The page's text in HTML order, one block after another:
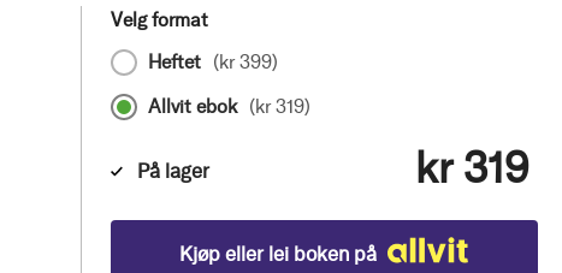
Velg format
Heftet (kr 399)
Allvit ebok (kr 319)
På lager kr 319
Kjøp eller lei boken på